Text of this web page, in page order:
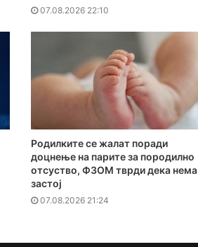
07.08.2026 22:10
Родилките се жалат поради
доцнење на парите за породилно
отсуство, ФЗОМ тврди дека нема
застој
07.08.2026 21:24